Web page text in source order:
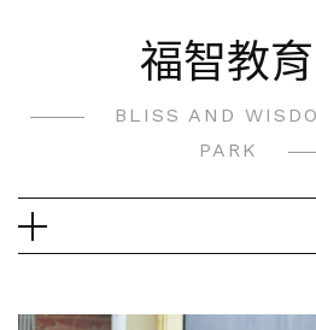
福智教
BLISS AND
PARK